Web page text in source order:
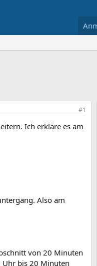
#1
Ich erkläre es am
Also am
von 20 Minuten
bis 20 Minuten